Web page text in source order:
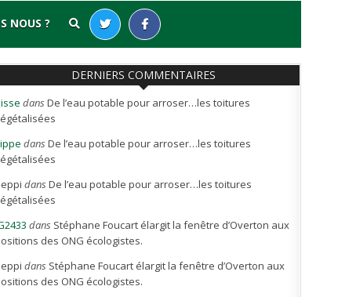
NOUS ?
DERNIERS COMMENTAIRES
dansDe l’eau potable pour arroser…les toitures
dansDe l’eau potable pour arroser…les toitures
dansDe l’eau potable pour arroser…les toitures
dans Stéphane Foucart élargit la fenêtre d’Overton aux
des ONG écologistes.
dans Stéphane Foucart élargit la fenêtre d’Overton aux
des ONG écologistes.